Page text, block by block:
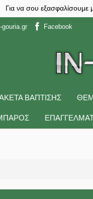
Για να σου εξασφαλίσουμε
gouria.gr Facebook
ΒΑΠΤΙΣΗΣ